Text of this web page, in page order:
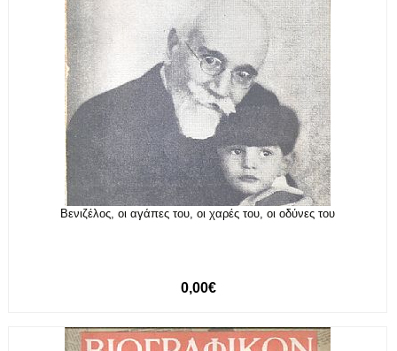
Βενιζέλος, οι αγάπες του, οι χαρές του, οι οδύνες του
0,00€